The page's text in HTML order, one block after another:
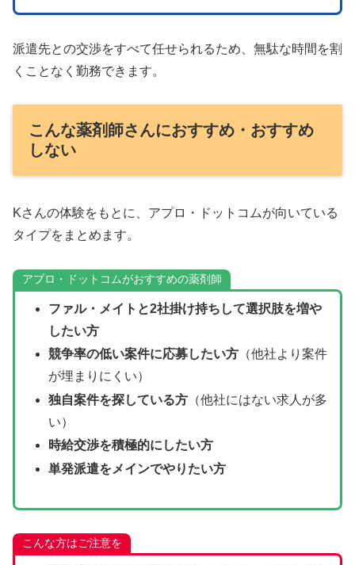
派遣先との交渉をすべて任せられるため、無駄な時間を割
くことなく勤務できます。
こんな薬剤師さんにおすすめ・おすすめ
しない
Kさんの体験をもとに、アプロ・ドットコムが向いている
タイプをまとめます。
アプロ・ドットコムがおすすめの薬剤師
ファル・メイトと2社掛け持ちして選択肢を増や
したい方
競争率の低い案件に応募したい方（他社より案件
が埋まりにくい）
独自案件を探している方（他社にはない求人が多
い）
時給交渉を積極的にしたい方
単発派遣をメインでやりたい方
こんな方はご注意を